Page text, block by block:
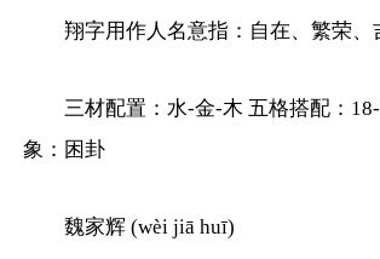
翔字用作人名意指：自在、繁荣、
三材配置：水-金-木 五格搭配：
象：困卦
魏家辉 (wèi jiā huī)